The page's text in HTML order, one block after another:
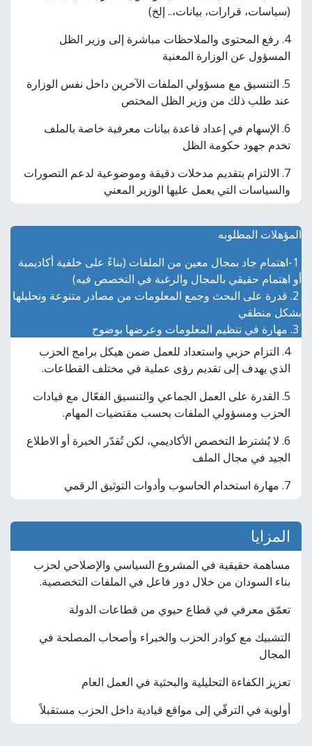
(سياسات، قرارات، بيانات،.. إلخ)
4. رفع المحتوى والملاحظات مباشرة إلى وزير الظل
المسؤول عن الوزارة المعنية
5. التنسيق مع مسؤولي الملفات الآخرين داخل نفس الوزارة
عند طلب ذلك من وزير الظل المختص
6. الإسهام في إعداد قاعدة بيانات معرفية خاصة بالملف
تخدم جهود حكومة الظل
7. الالتزام بتقديم مدخلات دقيقة وموضوعية لدعم التصورات
والسياسات التي يعمل عليها الوزير المعني
المؤهلات المطلوبه
1-اهتمام جاد بمجال معين من الملفات (بناءً على خلفية أكاديمية
أو اهتمام حقيقي بالمجال والرغبة في التخصص فيه)
2. قدرة على البحث وجمع المعلومات من مصادر متنوعة وتحليلها
بشكل منطقي
4. التزام حزبي واستعداد للعمل ضمن هيكل برامج الحزب
الذي يهدف إلى تقديم رؤى عملية في مختلف القطاعات.
5. القدرة على العمل الجماعي والتنسيق الفعّال مع قيادات
الحزب ومسؤولي الملفات بحسب مقتضيات المهام.
6. لا يُشترط التخصص الأكاديمي، لكن تُقدّر الخبرة أو الاطلاع
الجيد في مجال الملف
7. مهارة استخدام الحاسوب وأدوات التوثيق الرقمي
المزايا
مساهمة حقيقية في المشروع السياسي والإصلاحي لحزب
بناء السودان من خلال دور فاعل في الملفات التخصصية.
تعمّق معرفي في قطاع حيوي من قطاعات الدولة
التشبيك مع كوادر الحزب والخبراء وأصحاب المصلحة في
المجال
تعزيز الكفاءة التحليلية والبحثية في العمل العام
أولوية في الترقّي إلى مواقع قيادية داخل الحزب مستقبلاً